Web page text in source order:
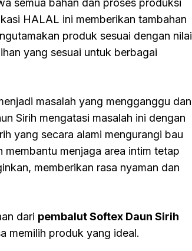
semua bahan dan proses produksi
HALAL ini memberikan tambahan
produk sesuai dengan nilai
yang sesuai untuk berbagai
masalah yang mengganggu dan
Sirih mengatasi masalah ini dengan
yang secara alami mengurangi bau
menjaga area intim tetap
memberikan rasa nyaman dan
dari pembalut Softex Daun Sirih
memilih produk yang ideal.